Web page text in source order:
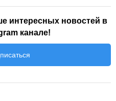
интересных новостей в
канале!